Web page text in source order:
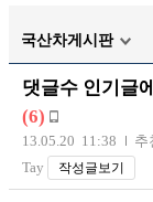
트럭/버스
장착시공사진
국산차게시판
댓글수 인기글
(6)
13.05.20 11:38 추
Tay
작성글보기